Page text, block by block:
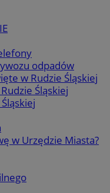
odpadów
w Rudzie Śląskiej
Śląskiej
w Urzędzie Miasta?